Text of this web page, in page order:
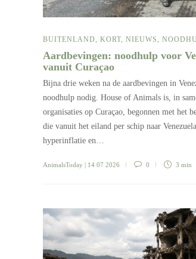
BUITENLAND, KORT, NIEUWS,
Aardbevingen: noodhulp voor
vanuit Curaçao
Bijna drie weken na de aardbevingen in
noodhulp nodig. House of Animals is, in
organisaties op Curaçao, begonnen met het
die vanuit het eiland per schip naar
hyperinflatie en…
AnimalsToday | 14 07 2026 0 3 min